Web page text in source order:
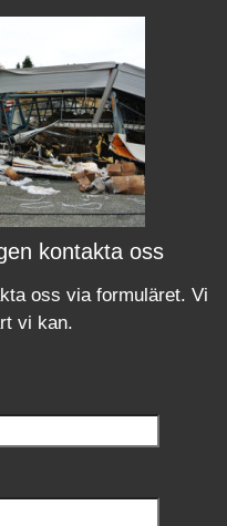
kontakta oss
oss via formuläret. Vi
vi kan.